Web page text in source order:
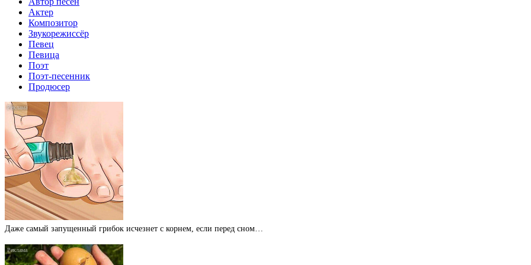
Актер
Композитор
Звукорежиссёр
Певец
Певица
Поэт
Поэт-песенник
Продюсер
Даже самый запущенный грибок исчезнет с корнем, если перед сном…